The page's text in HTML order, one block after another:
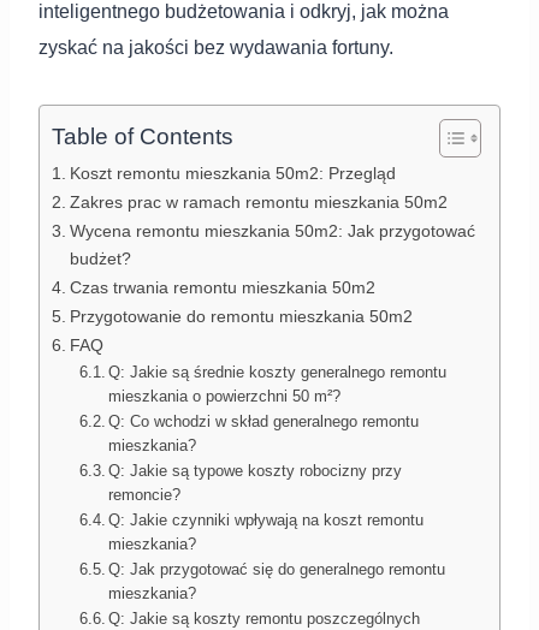
inteligentnego budżetowania i odkryj, jak można
zyskać na jakości bez wydawania fortuny.
Table of Contents
Koszt remontu mieszkania 50m2: Przegląd
Zakres prac w ramach remontu mieszkania 50m2
Wycena remontu mieszkania 50m2: Jak przygotować
budżet?
Czas trwania remontu mieszkania 50m2
Przygotowanie do remontu mieszkania 50m2
FAQ
Q: Jakie są średnie koszty generalnego remontu
mieszkania o powierzchni 50 m²?
Q: Co wchodzi w skład generalnego remontu
mieszkania?
Q: Jakie są typowe koszty robocizny przy
remoncie?
Q: Jakie czynniki wpływają na koszt remontu
mieszkania?
Q: Jak przygotować się do generalnego remontu
mieszkania?
Q: Jakie są koszty remontu poszczególnych